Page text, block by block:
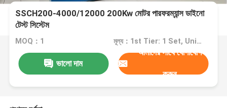
SSCH200-4000/12000 200Kw মোটর পারফরম্যান্স ডাইনো
টেস্ট সিস্টেম
MOQ：1 মূল্য：1st Tier: 1 Set, Unit Price USD 3.00 2nd Tier: 2-5 Sets, Unit Price USD 2.00 3rd Tier: Over 5 Sets, Unit Price USD 1.00
ভালো দাম
আমাদের সাথে যোগাযোগ
করুন